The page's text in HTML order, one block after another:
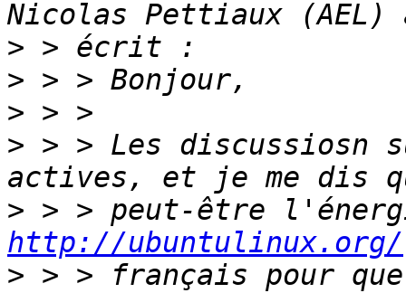
>
>
>
> > > Les
>
http://ubuntulinux.org/
> > > français pour